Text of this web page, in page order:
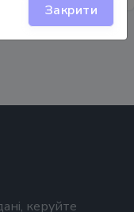
Закрити
керуйте